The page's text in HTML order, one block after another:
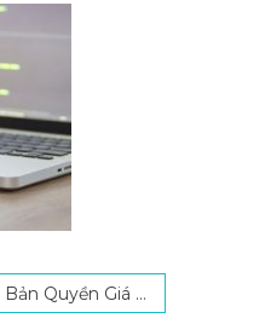
Giá Tốt Hiện Nay